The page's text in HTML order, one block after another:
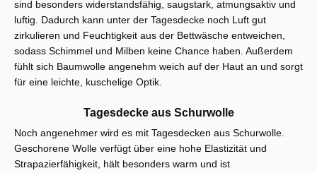
sind besonders widerstandsfähig, saugstark, atmungsaktiv und
luftig. Dadurch kann unter der Tagesdecke noch Luft gut
zirkulieren und Feuchtigkeit aus der Bettwäsche entweichen,
sodass Schimmel und Milben keine Chance haben. Außerdem
fühlt sich Baumwolle angenehm weich auf der Haut an und sorgt
für eine leichte, kuschelige Optik.
Tagesdecke aus Schurwolle
Noch angenehmer wird es mit Tagesdecken aus Schurwolle.
Geschorene Wolle verfügt über eine hohe Elastizität und
Strapazierfähigkeit, hält besonders warm und ist